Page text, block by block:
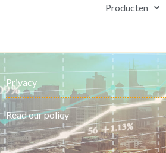
Producten
Privacy
Read our policy